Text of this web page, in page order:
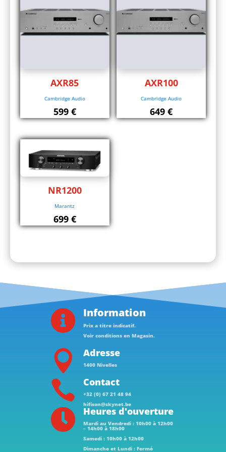
AXR85
Cambridge Audio
599 €
AXR100
Cambridge Audio
649€
NR1200
Marantz
699 €
 Information
Prix a titre indicatif.
Voir conditions en Magasin.
 Adresse
1400 Nivelles
 Contact
+32 (0) 67 21 48 94
hifison@skynet.be
 Heures d'ouverture
Mardi au Vendredi : 10h00 à 12h00
– 14h00 à 18h00
Samedi : 10h00 à 12h00
Dimanche et Lundi : Fermé